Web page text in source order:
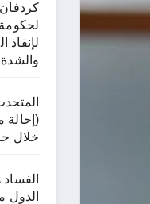
كردفان
والشدة
(إحالة
خلال
الدول